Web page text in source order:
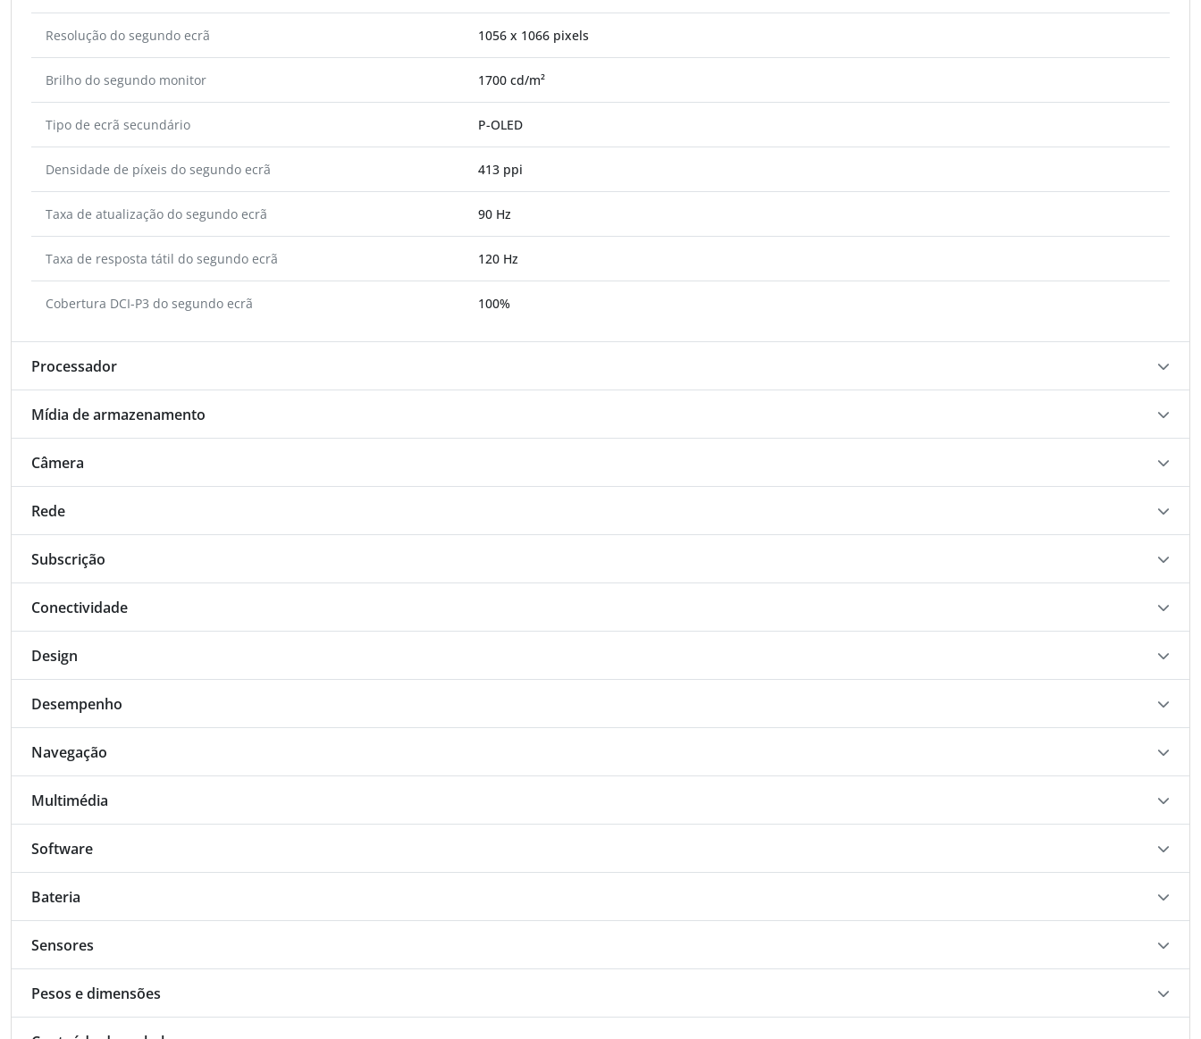
Resolução do segundo ecrã 1056 x 1066 pixels
Brilho do segundo monitor 1700 cd/m²
Tipo de ecrã secundário P-OLED
Densidade de píxeis do segundo ecrã 413 ppi
Taxa de atualização do segundo ecrã 90 Hz
Taxa de resposta tátil do segundo ecrã 120 Hz
Cobertura DCI-P3 do segundo ecrã 100%
Processador
Mídia de armazenamento
Câmera
Rede
Subscrição
Conectividade
Design
Desempenho
Navegação
Multimédia
Software
Bateria
Sensores
Pesos e dimensões